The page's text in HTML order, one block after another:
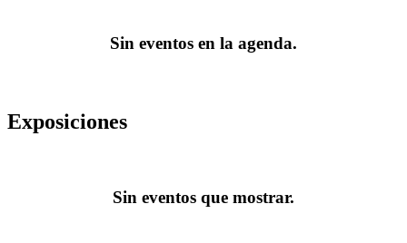
Sin eventos en la agenda.
Exposiciones
Sin eventos que mostrar.